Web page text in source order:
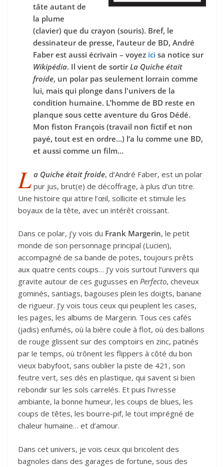
tâte autant de
la plume
(clavier) que du crayon (souris). Bref, le
dessinateur de presse, l’auteur de BD, André
Faber est aussi écrivain – voyez ici sa notice sur
Wikipédia. Il vient de sortirLa Quiche était
froide, un polar pas seulement lorrain comme
lui, mais qui plonge dans l'univers de la
condition humaine. L’homme de BD reste en
planque sous cette aventure du Gros Dédé.
Mon fiston François (travail non fictif et non
payé, tout est en ordre…) l’a lu comme une BD,
et aussi comme un film…
L a Quiche était froide, d’André Faber, est un polar
pur jus, brut(e) de décoffrage, à plus d’un titre.
Une histoire qui attire l’œil, sollicite et stimule les
boyaux de la tête, avec un intérêt croissant.
Dans ce polar, j’y vois du Frank Margerin, le petit
monde de son personnage principal (Lucien),
accompagné de sa bande de potes, toujours prêts
aux quatre cents coups… J’y vois surtout l’univers qui
gravite autour de ces gugusses en Perfecto, cheveux
gominés, santiags, bagouses plein les doigts, banane
de rigueur. J’y vois tous ceux qui peuplent les cases,
les pages, les albums de Margerin. Tous ces cafés
(jadis) enfumés, où la bière coule à flot, où des ballons
de rouge glissent sur des comptoirs en zinc, patinés
par le temps, où trônent les flippers à côté du bon
vieux babyfoot, sans oublier la piste de 421, son
feutre vert, ses dés en plastique, qui savent si bien
rebondir sur les sols carrelés. Et puis l’ivresse
ambiante, la bonne humeur, les coups de blues, les
coups de têtes, les bourre-pif, le tout imprégné de
chaleur humaine… et d’amour.
Dans cet univers, je vois ceux qui bricolent des
bagnoles dans des garages de fortune, sous des